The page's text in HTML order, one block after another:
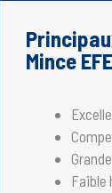
Mince EFE